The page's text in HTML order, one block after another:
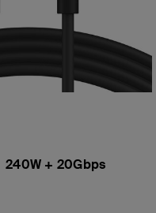
240W + 20Gbps